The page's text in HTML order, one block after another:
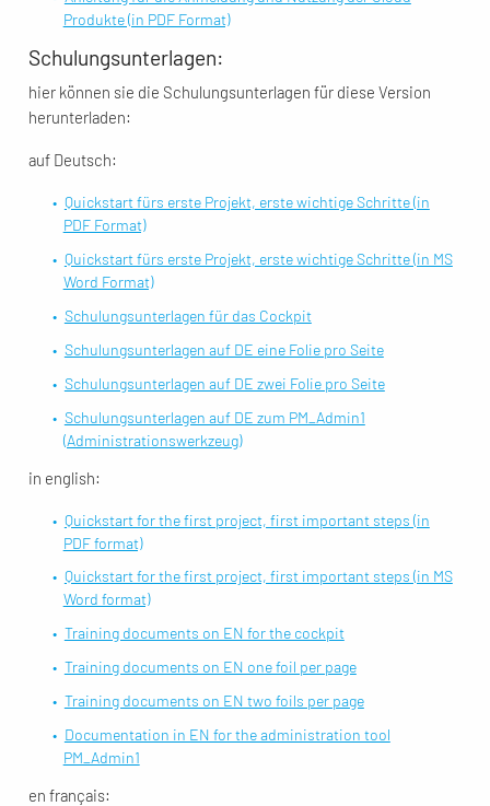
Produkte (in PDF Format)
Schulungsunterlagen:
hier können sie die Schulungsunterlagen für diese Version
herunterladen:
auf Deutsch:
Quickstart fürs erste Projekt, erste wichtige Schritte (in
PDF Format)
Quickstart fürs erste Projekt, erste wichtige Schritte (in MS
Word Format)
Schulungsunterlagen für das Cockpit
Schulungsunterlagen auf DE eine Folie pro Seite
Schulungsunterlagen auf DE zwei Folie pro Seite
Schulungsunterlagen auf DE zum PM_Admin1
(Administrationswerkzeug)
in english:
Quickstart for the first project, first important steps (in
PDF format)
Quickstart for the first project, first important steps (in MS
Word format)
Training documents on EN for the cockpit
Training documents on EN one foil per page
Training documents on EN two foils per page
Documentation in EN for the administration tool
PM_Admin1
en français: